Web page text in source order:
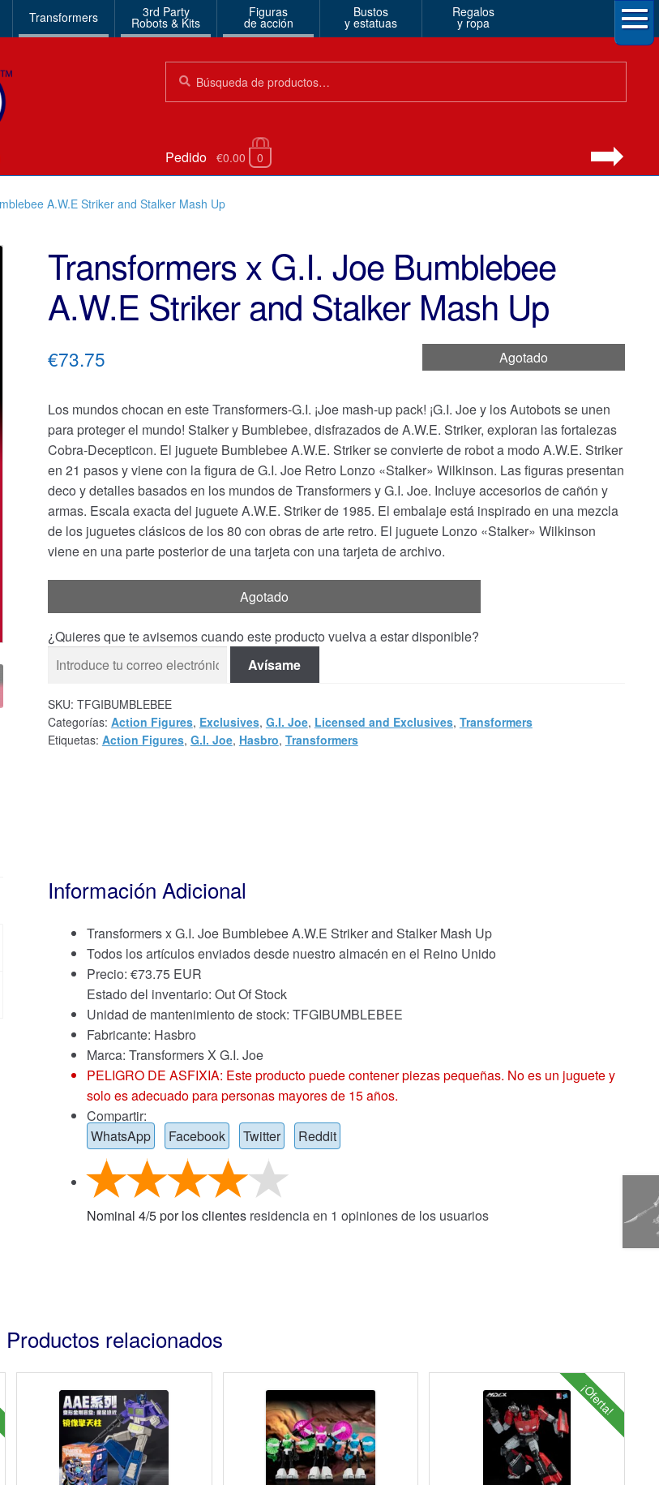
Transformers 3rd Party
Robots & Kits
Figuras
de acción
Bustos
y estatuas
Regalos
y ropa
Pedido €0.00 0
A.W.E Striker and Stalker Mash Up
Transformers x G.I. Joe Bumblebee
A.W.E Striker and Stalker Mash Up
Agotado
€73.75
Los mundos chocan en este Transformers-G.I. ¡Joe mash-up pack! ¡G.I. Joe y los Autobots se unen
para proteger el mundo! Stalker y Bumblebee, disfrazados de A.W.E. Striker, exploran las fortalezas
Cobra-Decepticon. El juguete Bumblebee A.W.E. Striker se convierte de robot a modo A.W.E. Striker
en 21 pasos y viene con la figura de G.I. Joe Retro Lonzo «Stalker» Wilkinson. Las figuras presentan
deco y detalles basados en los mundos de Transformers y G.I. Joe. Incluye accesorios de cañón y
armas. Escala exacta del juguete A.W.E. Striker de 1985. El embalaje está inspirado en una mezcla
de los juguetes clásicos de los 80 con obras de arte retro. El juguete Lonzo «Stalker» Wilkinson
viene en una parte posterior de una tarjeta con una tarjeta de archivo.
Agotado
¿Quieres que te avisemos cuando este producto vuelva a estar disponible?
Avísame
SKU: TFGIBUMBLEBEE
Categorías: Action Figures, Exclusives, G.I. Joe, Licensed and Exclusives, Transformers
Etiquetas: Action Figures, G.I. Joe, Hasbro, Transformers
Información Adicional
Transformers x G.I. Joe Bumblebee A.W.E Striker and Stalker Mash Up
Todos los artículos enviados desde nuestro almacén en el Reino Unido
Precio: €73.75 EUR
Estado del inventario: Out Of Stock
Unidad de mantenimiento de stock: TFGIBUMBLEBEE
Fabricante: Hasbro
Marca: Transformers X G.I. Joe
PELIGRO DE ASFIXIA: Este producto puede contener piezas pequeñas. No es un juguete y
solo es adecuado para personas mayores de 15 años.
Compartir:
WhatsApp
Facebook Twitter Reddit
Nominal 4/5por los clientesresidencia en 1 opiniones de los usuarios
Productos relacionados
¡Oferta!